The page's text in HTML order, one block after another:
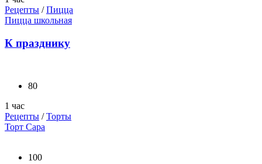
Рецепты /Пицца
Пицца школьная
К празднику
80
1 час
Рецепты /Торты
Торт Сара
100